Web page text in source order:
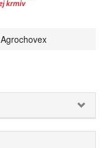
Agrochovex